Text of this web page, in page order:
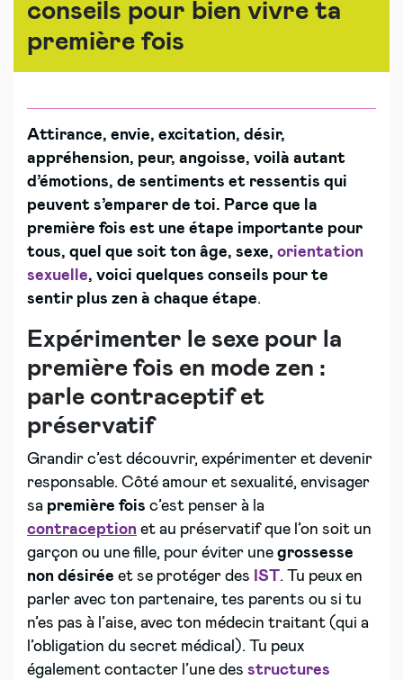
conseils pour bien vivre ta
première fois
Attirance, envie, excitation, désir,
appréhension, peur, angoisse, voilà autant
d’émotions, de sentiments et ressentis qui
peuvent s’emparer de toi. Parce que la
première fois est une étape importante pour
tous, quel que soit ton âge, sexe, orientation
sexuelle, voici quelques conseils pour te
sentir plus zen à chaque étape.
Expérimenter le sexe pour la
première fois en mode zen :
parle contraceptif et
préservatif
Grandir c’est découvrir, expérimenter et devenir
responsable. Côté amour et sexualité, envisager
sa première fois c’est penser à la
contraception et au préservatif que l’on soit un
garçon ou une fille, pour éviter une grossesse
non désirée et se protéger des IST . Tu peux en
parler avec ton partenaire, tes parents ou si tu
n’es pas à l’aise, avec ton médecin traitant (qui a
l’obligation du secret médical). Tu peux
également contacter l’une des structures